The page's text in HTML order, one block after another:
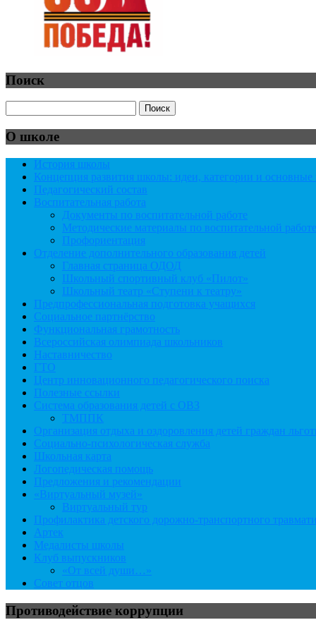
Поиск
О школе
История школы
Концепция развития школы: идеи, категории и
Педагогический состав
Воспитательная работа
Документы по воспитательной работе
Методические материалы по воспитательной работе
Профориентация
Отделение дополнительного образования детей
Главная страница ОДОД
Школьный спортивный клуб «Пилот»
Школьный театр «Ступени к театру»
Предпрофессиональная подготовка учащихся
Социальное партнёрство
Функциональная грамотность
Всероссийская олимпиада школьников
Наставничество
ГТО
Центр инновационного педагогического поиска
Полезные ссылки
Система образования детей с ОВЗ
ТМППК
Организация отдыха и оздоровления детей граждан
Социально-психологическая служба
Школьная карта
Логопедическая помощь
Предложения и рекомендации
«Виртуальный музей»
Виртуальный тур
Профилактика детского дорожно-транспортного
Артек
Медалисты школы
Клуб выпускников
«От всей души…»
Совет отцов
Противодействие коррупции